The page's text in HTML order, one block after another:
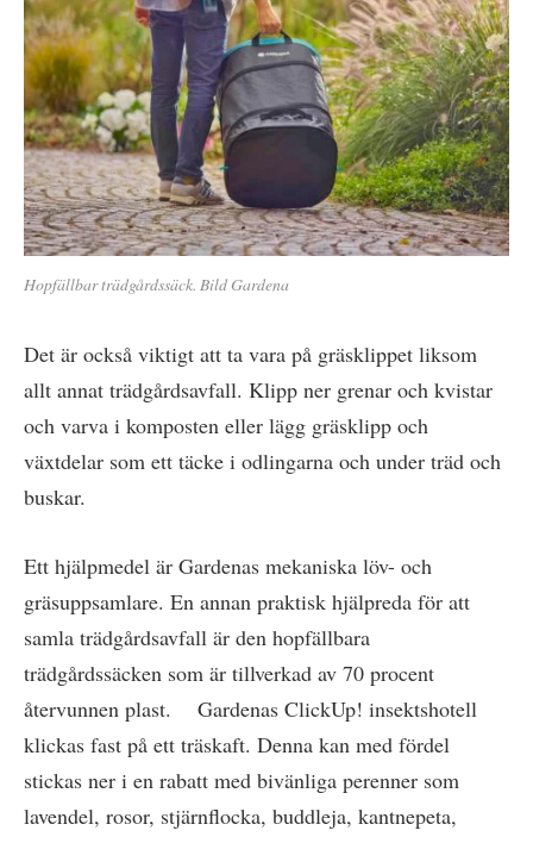
Hopfällbar trädgårdssäck. Bild Gardena
Det är också viktigt att ta vara på gräsklippet liksom
allt annat trädgårdsavfall. Klipp ner grenar och kvistar
och varva i komposten eller lägg gräsklipp och
växtdelar som ett täcke i odlingarna och under träd och
buskar.
Ett hjälpmedel är Gardenas mekaniska löv- och
gräsuppsamlare. En annan praktisk hjälpreda för att
samla trädgårdsavfall är den hopfällbara
trädgårdssäcken som är tillverkad av 70 procent
återvunnen plast. Gardenas ClickUp! insektshotell
klickas fast på ett träskaft. Denna kan med fördel
stickas ner i en rabatt med bivänliga perenner som
lavendel, rosor, stjärnflocka, buddleja, kantnepeta,